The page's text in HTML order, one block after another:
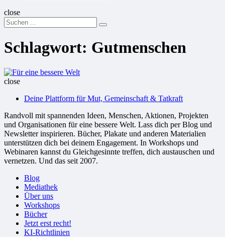
close
Search
for:
Suchen
Schlagwort: Gutmenschen
Für
Welt
close
Deine Plattform für Mut, Gemeinschaft & Tatkraft
Randvoll mit spannenden Ideen, Menschen, Aktionen, Projekten
und Organisationen für eine bessere Welt. Lass dich per Blog und
Newsletter inspirieren. Bücher, Plakate und anderen Materialien
unterstützen dich bei deinem Engagement. In Workshops und
Webinaren kannst du Gleichgesinnte treffen, dich austauschen und
vernetzen. Und das seit 2007.
Blog
Mediathek
Über uns
Workshops
Bücher
Jetzt erst recht!
KI-Richtlinien